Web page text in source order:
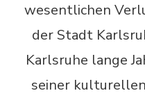
wesentlichen
der Stadt
Karlsruhe lange
seiner